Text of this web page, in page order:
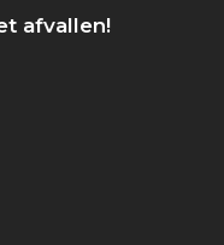
afvallen!